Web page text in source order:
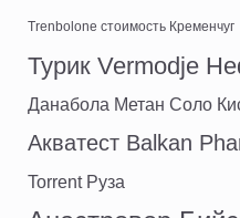
Trenbolone стоимость Кременчуг
Турик Vermodje
Данабола Метан Соло
Акватест Balkan
Torrent Руза